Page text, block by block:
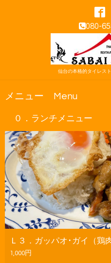
080-
仙台の本格的タイレス
メニュー Menu
０．ランチメニュー
Ｌ３．ガッパオ･ガイ（鶏
1,000円